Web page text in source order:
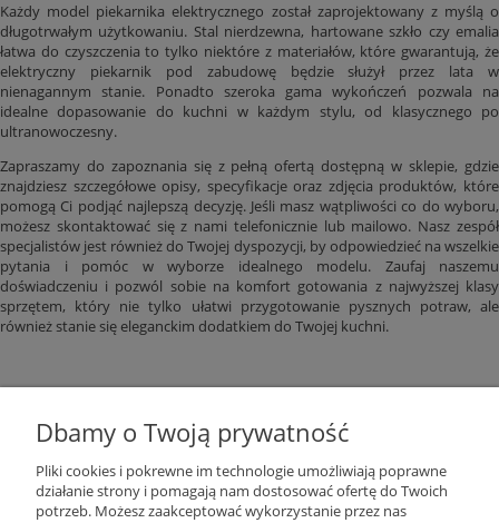
Każdy model piekarnika elektrycznego został zaprojektowany z myślą o
długotrwałym użytkowaniu. Stal nierdzewna, hartowane szkło czy emalia
łatwa do czyszczenia to tylko niektóre z materiałów, które gwarantują, że
elektryczny piekarnik pod zabudowę będzie służył przez lata w
nienagannym stanie. Ponadto szeroka gama wykończeń pozwala na
idealne dopasowanie do kuchni w każdym stylu, od klasycznego po
ultranowoczesny.
Zapraszamy do zapoznania się z pełną ofertą dostępną w sklepie, gdzie
znajdziesz szczegółowe opisy, specyfikacje oraz zdjęcia produktów, które
pomogą Ci podjąć najlepszą decyzję. Jeśli masz wątpliwości co do wyboru,
możesz skontaktować się z nami telefonicznie lub mailowo. Nasz zespół
specjalistów jest również do Twojej dyspozycji, by odpowiedzieć na wszelkie
pytania i pomóc w wyborze idealnego modelu. Zaufaj naszemu
doświadczeniu i pozwól sobie na komfort gotowania z najwyższej klasy
sprzętem, który nie tylko ułatwi przygotowanie pysznych potraw, ale
również stanie się eleganckim dodatkiem do Twojej kuchni.
Dbamy o Twoją prywatność
Pliki cookies i pokrewne im technologie umożliwiają poprawne
działanie strony i pomagają nam dostosować ofertę do Twoich
potrzeb. Możesz zaakceptować wykorzystanie przez nas